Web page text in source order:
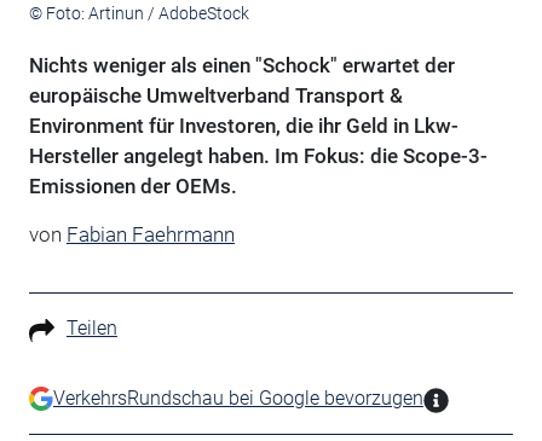
© Foto: Artinun / AdobeStock
Nichts weniger als einen "Schock" erwartet der
europäische Umweltverband Transport &
Environment für Investoren, die ihr Geld in Lkw-
Hersteller angelegt haben. Im Fokus: die Scope-3-
Emissionen der OEMs.
von Fabian Faehrmann
Teilen
VerkehrsRundschau bei Google bevorzugen